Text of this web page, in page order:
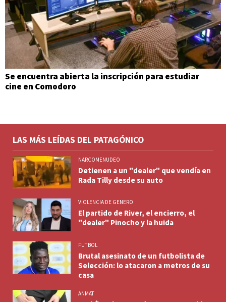
Se encuentra abierta la inscripción para estudiar
cine en Comodoro
LAS MÁS LEÍDAS DEL PATAGÓNICO
NARCOMENUDEO
Detienen a un "dealer" que vendía en
Rada Tilly desde su auto
VIOLENCIA DE GENERO
El partido de River, el encierro, el
"dealer" Pinocho y la huida
FUTBOL
Brutal asesinato de un futbolista de
Selección: lo atacaron a metros de su
casa
ANMAT